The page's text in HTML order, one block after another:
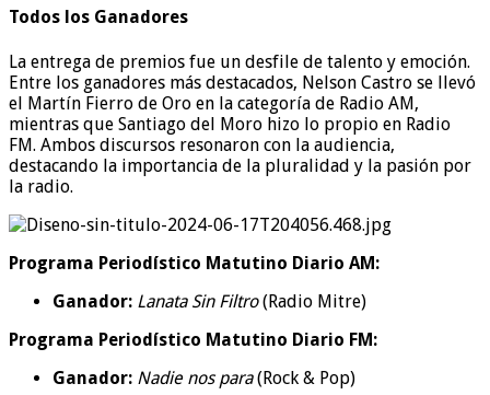
Todos los Ganadores
La entrega de premios fue un desfile de talento y emoción.
Entre los ganadores más destacados, Nelson Castro se llevó
el Martín Fierro de Oro en la categoría de Radio AM,
mientras que Santiago del Moro hizo lo propio en Radio
FM. Ambos discursos resonaron con la audiencia,
destacando la importancia de la pluralidad y la pasión por
la radio.
Programa Periodístico Matutino Diario AM:
Ganador: Lanata Sin Filtro(Radio Mitre)
Programa Periodístico Matutino Diario FM:
Ganador: Nadie nos para(Rock & Pop)